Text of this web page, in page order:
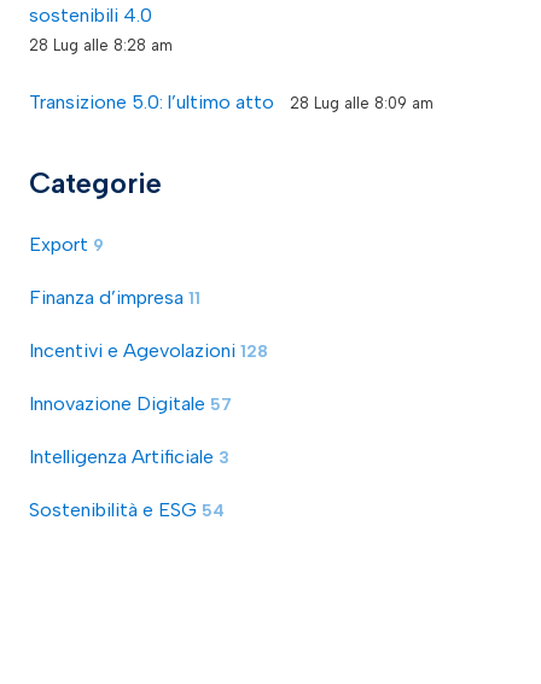
sostenibili 4.0
28 Lug alle 8:28 am
Transizione 5.0: l’ultimo atto 28 Lug alle 8:09 am
Categorie
Export 9
Finanza d’impresa 11
Incentivi e Agevolazioni 128
Innovazione Digitale 57
Intelligenza Artificiale 3
Sostenibilità e ESG 54